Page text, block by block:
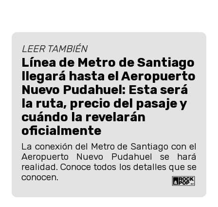
LEER TAMBIÉN
Línea de Metro de Santiago
llegará hasta el Aeropuerto
Nuevo Pudahuel: Esta será
la ruta, precio del pasaje y
cuándo la revelarán
oficialmente
La conexión del Metro de Santiago con el
Aeropuerto Nuevo Pudahuel se hará
realidad. Conoce todos los detalles que se
conocen.